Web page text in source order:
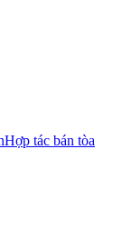
Hợp tác bán tòa